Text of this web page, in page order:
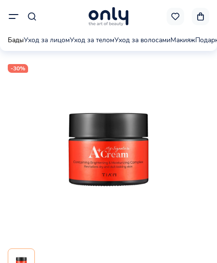
БадыУход за лицомУход за теломУход за волосамиМакияж
-30%